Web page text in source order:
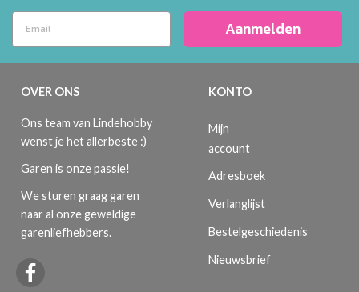
Aanmelden
OVER ONS
Ons team van Lindehobby
wenst je het allerbeste :)
Garen is onze passie!
We sturen graag garen
naar al onze geweldige
garenliefhebbers.
KONTO
Mijn
account
Adresboek
Verlanglijst
Bestelgeschiedenis
Nieuwsbrief